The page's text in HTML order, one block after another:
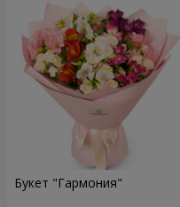
Букет "Гармония"